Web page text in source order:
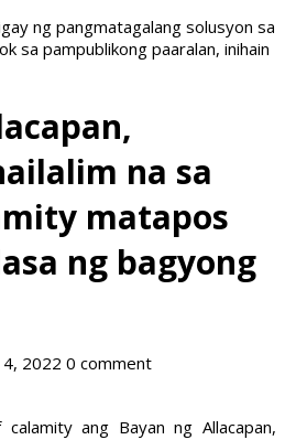
ng pangmatagalang solusyon sa
sa pampublikong paaralan, inihain
na sa
matapos
ng bagyong
2022 0 comment
ang Bayan ng Allacapan,